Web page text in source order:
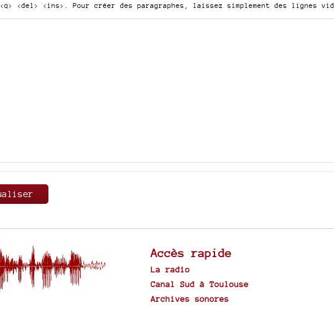
<q> <del> <ins> . Pour créer des paragraphes, laissez simplement des lignes
Accès rapide
La radio
Canal Sud à Toulouse
Archives sonores